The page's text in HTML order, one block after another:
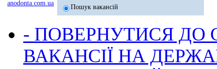
Пошук вакансій
- ПОВЕРНУТИСЯ ДО
ВАКАНСІЇ НА